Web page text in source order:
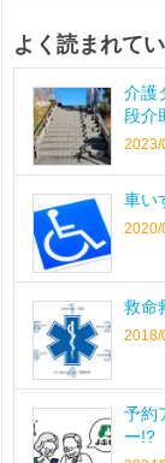
よく読まれて
介護
段介
2023/
車い
2020/
救命
2018/
予約
ー!?